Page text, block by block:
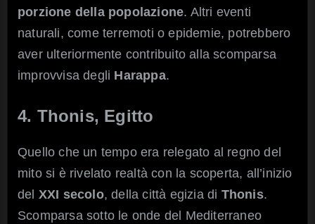
porzione della popolazione. Altri eventi
naturali, come terremoti o epidemie, potrebbero
aver ulteriormente contribuito alla scomparsa
improvvisa degli Harappa.
4. Thonis, Egitto
Quello che un tempo era relegato al regno del
mito si è rivelato realtà con la scoperta, all’inizio
del XXI secolo, della città egizia di Thonis.
Scomparsa sotto le onde del Mediterraneo